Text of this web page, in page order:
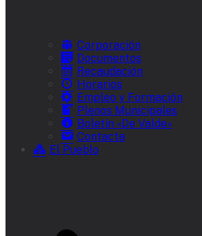
Corporación
Documentos
Recaudación
Horarios
Empleo y Formación
Plenos Municipales
Boletín «De Valde»
Contacta
El Pueblo